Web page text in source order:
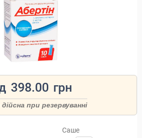
398.00 грн
дійсна при резервуванні
Саше